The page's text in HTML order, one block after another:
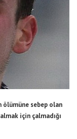
ölümüne sebep olan
için çalmadığı